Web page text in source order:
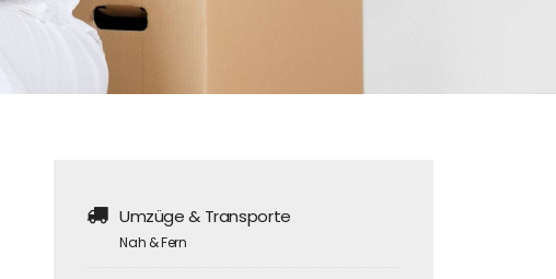
Umzüge & Transporte
Nah & Fern